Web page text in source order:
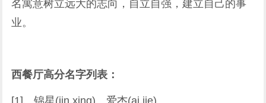
名寓意树立远大的志向，自立自强，建立自己的事
业。
西餐厅高分名字列表：
[1]、锦星(jin,xing)、爱杰(ai,jie)